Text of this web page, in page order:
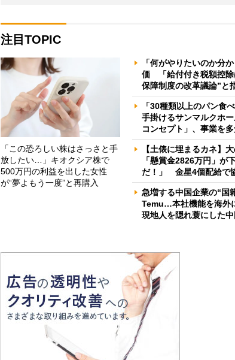
注目TOPIC
「この恐ろしい株はさっさと手
放したい…」キオクシア株で
500万円の利益を出した女性
が“夢よもう一度”と再購入
「何がやりたいのか分
価 「給付付き税額控除
保障制度の改革議論”と
「30種類以上のパン食
手掛けるサンマルクホ
コンセプト」、事業を
【土俵に埋まるカネ】
「懸賞金2826万円」が
だ！」 金星4個配給で
急増する中国企業の“国
Temu…本社機能を海外
現地人を隠れ蓑にした